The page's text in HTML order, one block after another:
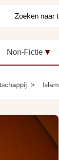
Non-Fictie
Islam